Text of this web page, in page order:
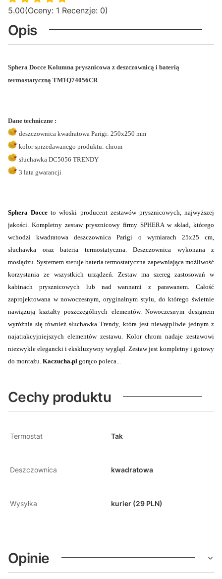
5.00(Oceny: 1 Recenzje: 0)
Opis
Sphera Docce Kolumna prysznicowa z deszczownicą i baterią
termostatyczną TM1Q74056CR
Dane techniczne :
deszczownica kwadratowa Parigi: 250x250 mm
kolor sprzedawanego produktu: chrom
słuchawka DC5056 TRENDY
3 lata gwarancji
Sphera Docce to włoski producent zestawów prysznicowych, najwyższej
jakości. Kompletny zestaw prysznicowy firmy SPHERA w skład, którego
wchodzi kwadratowa deszczownica Parigi o wymiarach 25x25 cm,
słuchawka oraz bateria termostatyczna. Deszczownica wykonana z
mosiądzu. Systemem steruje bateria termostatyczna zapewniająca możliwość
korzystania ze wszystkich urządzeń. Zestaw ma szereg zastosowań w
kabinach prysznicowych lub nad wannami z parawanem. Całość
zaprojektowana w nowoczesnym, oryginalnym stylu, do którego świetnie
nawiązują kształty poszczególnych elementów. Nowoczesnym designem
wyróżnia się również słuchawka Trendy, która jest niewątpliwie jednym z
najatrakcyjniejszych elementów zestawu. Kolor chrom nadaje zestawowi
niezwykle elegancki i ekskluzywny wygląd. Zestaw jest kompletny i gotowy
do montażu. Kaczucha.pl gorąco poleca...
Cechy produktu
Termostat Tak
Deszczownica kwadratowa
Wysyłka kurier (29 PLN)
Opinie